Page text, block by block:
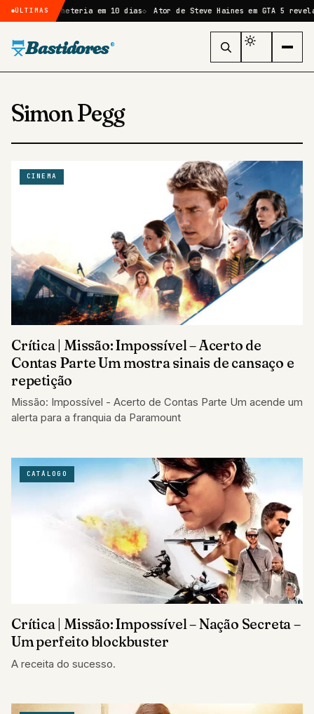
ÚLTIMAS
de bilheteria em 10 dias Ator de Steve Haines em GTA 5 revela
Bastidores ®
Simon Pegg
CINEMA
Crítica | Missão: Impossível – Acerto de
Contas Parte Um mostra sinais de cansaço e
repetição
Missão: Impossível - Acerto de Contas Parte Um acende um
alerta para a franquia da Paramount
CATÁLOGO
Crítica | Missão: Impossível – Nação Secreta –
Um perfeito blockbuster
A receita do sucesso.